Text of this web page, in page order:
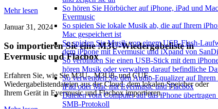
So hören Sie Hörbücher auf iPhone, iPad und
Evermusic
So spielen Sie lokale Musik ab, die auf Ihrem
Mac gespeichert ist
So spielen Sie Musik von einem USB-Flash-
dem iPhone mit Evermusic und iXpand von
So verbinden Sie einen USB-Stick mit dem
hören Musik oder verwalten darauf befindliche
So verwenden Sie den Audio-Equalizer auf Ihrem
iPad oder Mac mit Evermusic und Flacbox
Dateien vom Computer auf das iPhone
SMB-Protokoll
Mehr lesen
Januar 31, 2024
So importieren Sie eine M3U-Wiedergabeliste in
Evermusic und Flacbox
Erfahren Sie, wie Sie M3U-, M3U8- und CUE-
Wiedergabelistendateien aus der Cloud, dem lokalen Speicher oder
Ihrem Gerät in Evermusic und Flacbox importieren.